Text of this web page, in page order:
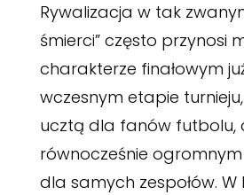
Rywalizacja w tak
śmierci” często przynosi
charakterze finałowym
wczesnym etapie
ucztą dla fanów futbolu,
równocześnie
dla samych zespołów. W